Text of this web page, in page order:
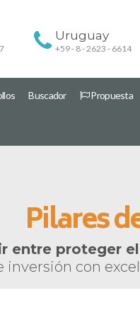
Uruguay
+59 - 8 - 2623 - 6614
Buscador Propuesta
Pilares
entre proteger
con